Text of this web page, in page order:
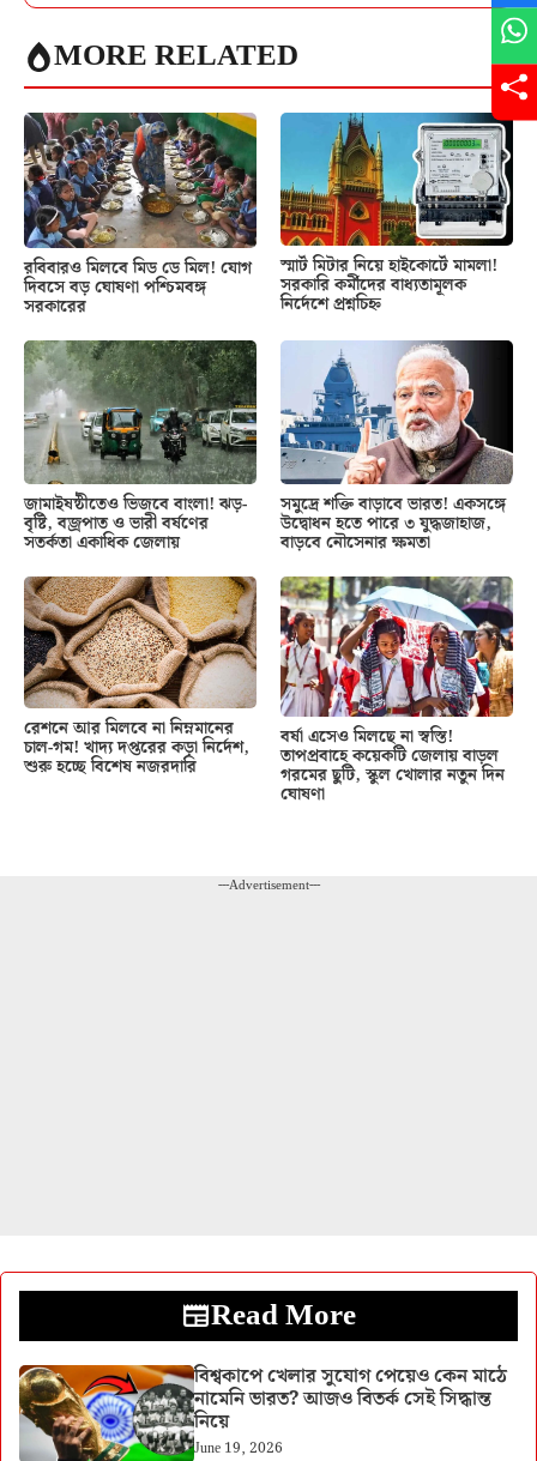
MORE RELATED
রবিবারও মিলবে মিড ডে মিল! যোগ
দিবসে বড় ঘোষণা পশ্চিমবঙ্গ
সরকারের
স্মার্ট মিটার নিয়ে হাইকোর্টে মামলা!
সরকারি কর্মীদের বাধ্যতামূলক
নির্দেশে প্রশ্নচিহ্ন
জামাইষষ্ঠীতেও ভিজবে বাংলা! ঝড়-
বৃষ্টি, বজ্রপাত ও ভারী বর্ষণের
সতর্কতা একাধিক জেলায়
সমুদ্রে শক্তি বাড়াবে ভারত! একসঙ্গে
উদ্বোধন হতে পারে ৩ যুদ্ধজাহাজ,
বাড়বে নৌসেনার ক্ষমতা
রেশনে আর মিলবে না নিম্নমানের
চাল-গম! খাদ্য দপ্তরের কড়া নির্দেশ,
শুরু হচ্ছে বিশেষ নজরদারি
বর্ষা এসেও মিলছে না স্বস্তি!
তাপপ্রবাহে কয়েকটি জেলায় বাড়ল
গরমের ছুটি, স্কুল খোলার নতুন দিন
ঘোষণা
---Advertisement---
Read More
বিশ্বকাপে খেলার সুযোগ পেয়েও কেন মাঠে
নামেনি ভারত? আজও বিতর্ক সেই সিদ্ধান্ত
নিয়ে
June 19, 2026